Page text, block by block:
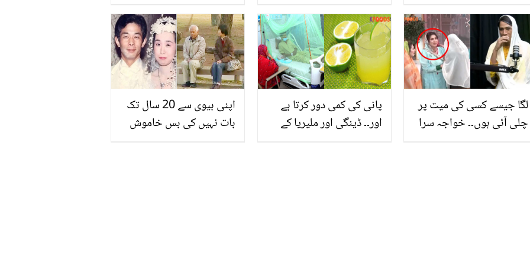
صحت کے 10 ایسے راز، جو
دوسرے کسی پھل میں نہیں
کیا علاج بتاتے ہیں؟ جانیں
وہ معلومات جو آپ کو بھی
معلوم ہونی چاہیئے
اپنی بیوی سے 20 سال تک
بات نہیں کی بس خاموش
پانی کی کمی دور کرتا ہے
اور۔۔ ڈینگی اور ملیریا کے
لگا جیسے کسی کی میت پر
چلی آئی ہوں۔۔ خواجہ سرا